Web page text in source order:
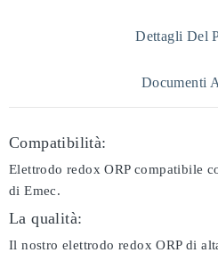
Dettagli Del
Documenti
Compatibilità:
Elettrodo redox ORP compatibile
di Emec.
La qualità:
Il nostro elettrodo redox ORP di